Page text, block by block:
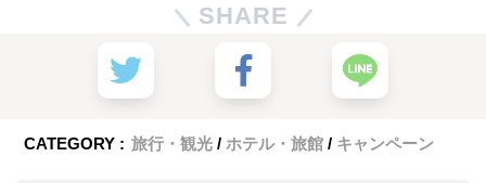
SHARE
CATEGORY : 旅行・観光 ホテル・旅館 キャンペーン